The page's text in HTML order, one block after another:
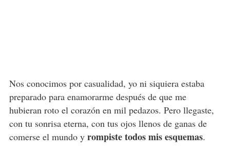
Nos conocimos por casualidad, yo ni siquiera estaba
preparado para enamorarme después de que me
hubieran roto el corazón en mil pedazos. Pero llegaste,
con tu sonrisa eterna, con tus ojos llenos de ganas de
comerse el mundo y rompiste todos mis esquemas.